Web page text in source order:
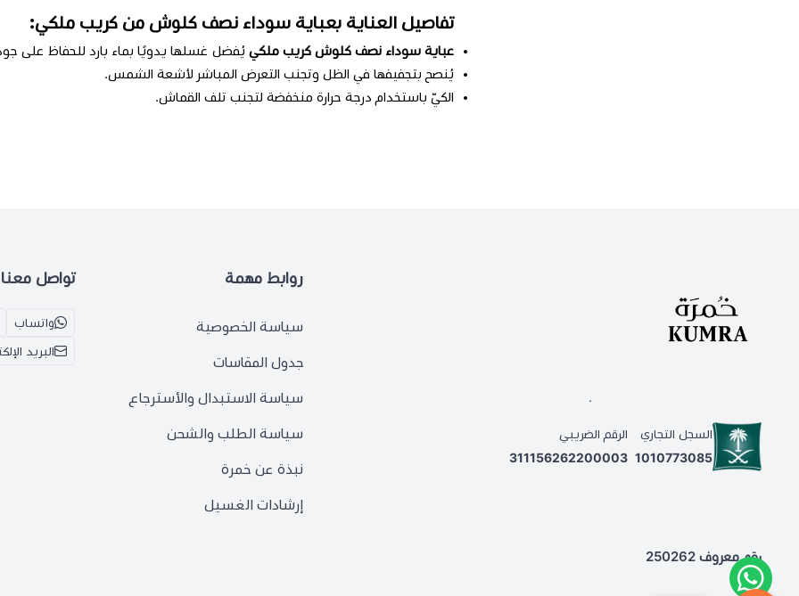
تفاصيل العناية بعباية سوداء نصف كلوش من كريب ملكي:
عباية سوداء نصف كلوش كريب ملكي يُفضل غسلها يدويًا بماء بارد للحفاظ على
يُنصح بتجفيفها في الظل وتجنب التعرض المباشر لأشعة الشمس.
الكيّ باستخدام درجة حرارة منخفضة لتجنب تلف القماش.
.
السجل التجاري
1010773085
الرقم الضريبي
311156262200003
روابط مهمة
سياسة الخصوصية
جدول المقاسات
سياسة الاستبدال والأسترجاع
سياسة الطلب والشحن
نبذة عن خمرة
إرشادات الغسيل
تواصل معنا
واتساب
البريد
رقم معروف 250262